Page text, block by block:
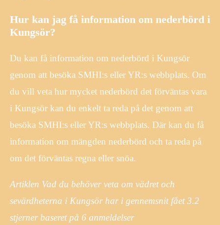
Hur kan jag få information om nederbörd i
Kungsör?
Du kan få information om nederbörd i Kungsör
genom att besöka SMHI:s eller YR:s webbplats. Om
du vill veta hur mycket nederbörd det förväntas vara
i Kungsör kan du enkelt ta reda på det genom att
besöka SMHI:s eller YR:s webbplats. Där kan du få
information om mängden nederbörd och ta reda på
om det förväntas regna eller snöa.
Artiklen Vad du behöver veta om vädret och
sevärdheterna i Kungsör har i gennemsnit fået3.2
stjerner baseret på 6 anmeldelser